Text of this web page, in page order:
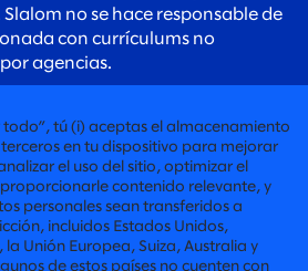
no se hace responsable de
con currículums no
agencias.
reclutadores de Slalom siempre
mediante una dirección de
y nunca cobraremos
como parte de nuestro
todo”, tú (i) aceptas el almacenamiento
en tu dispositivo para mejorar
el uso del sitio, optimizar el
contenido relevante, y
personales sean transferidos a
incluidos Estados Unidos,
Unión Europea, Suiza, Australia y
de estos países no cuenten con